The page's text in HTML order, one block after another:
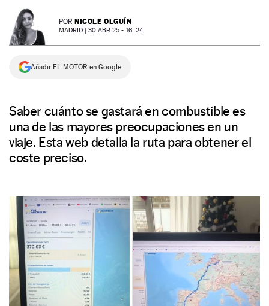
NEWSLETTER POR NICOLE OLGUÍN
MADRID | 30 ABR 25 - 16: 24
Añadir EL MOTOR en Google
Saber cuánto se gastará en combustible es
una de las mayores preocupaciones en un
viaje. Esta web detalla la ruta para obtener el
coste preciso.